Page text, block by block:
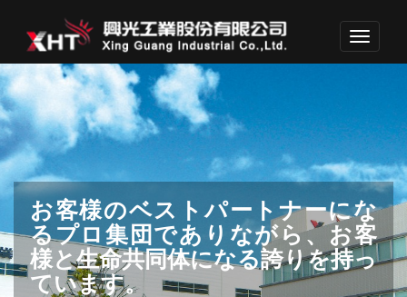
Toggle
お客様のベストパートナーにな
るプロ集団でありながら、お客
様と生命共同体になる誇りを持っ
ています。
我々のプロ集団が革新しつつ、業
界でリードするため、未来を投
資し続けています。
産業界へ貢献するため、アイデ
ア、ノーハウ、キャリアを集結
しています。
顧客満足を達成し、世界的品質レ
ベルを目指します。
次の世代のため、環境保護も考慮
しています。